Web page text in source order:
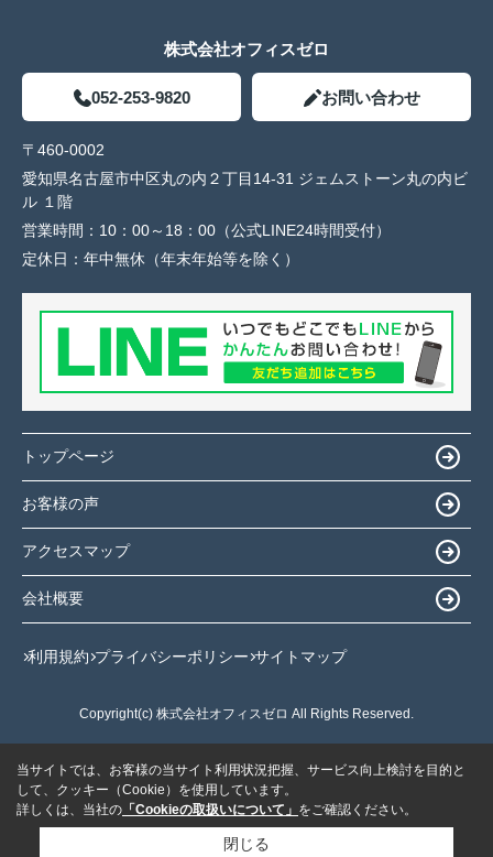
株式会社オフィスゼロ
052-253-9820 お問い合わせ
〒460-0002
愛知県名古屋市中区丸の内２丁目14-31 ジェムストーン丸の内ビ
ル １階
営業時間： 10：00～18：00（公式LINE24時間受付）
定休日： 年中無休（年末年始等を除く）
トップページ
お客様の声
アクセスマップ
会社概要
利用規約 プライバシーポリシー サイトマップ
Copyright(c) 株式会社オフィスゼロ All Rights Reserved.
当サイトでは、お客様の当サイト利用状況把握、サービス向上検討を目的と
して、クッキー（Cookie）を使用しています。
詳しくは、当社の 「Cookieの取扱いについて」 をご確認ください。
閉じる